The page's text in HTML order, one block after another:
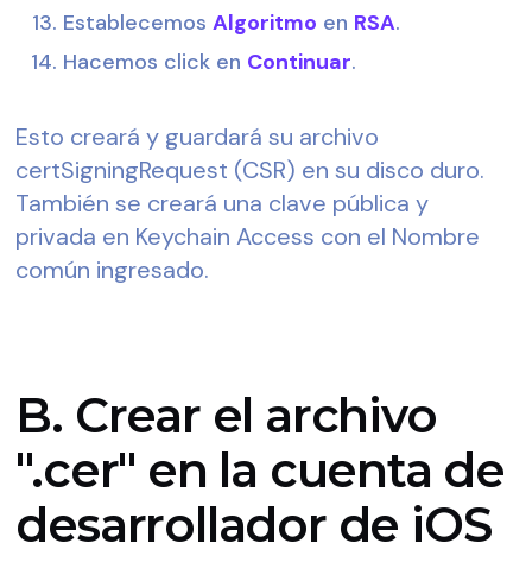
Establecemos Algoritmo en RSA.
Hacemos click en Continuar.
Esto creará y guardará su archivo
certSigningRequest (CSR) en su disco duro.
También se creará una clave pública y
privada en Keychain Access con el Nombre
común ingresado.
B. Crear el archivo
".cer" en la cuenta de
desarrollador de iOS